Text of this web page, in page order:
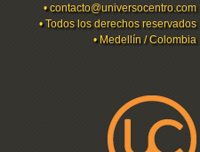
•contacto@universocentro.com
• Todos los derechos reservados
• Medellín / Colombia